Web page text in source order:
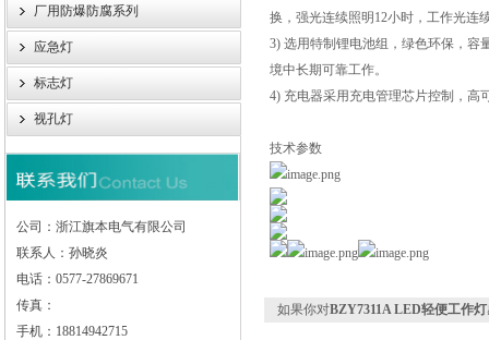
厂用防爆防腐系列
应急灯
标志灯
视孔灯
公司：浙江旗本电气有限公司
联系人：孙晓炎
电话：0577-27869671
传真：
手机：18814942715
换，强光连续照明12小时，工作光连
3) 选用特制锂电池组，绿色环保，容
境中长期可靠工作。
4) 充电器采用充电管理芯片控制，高
技术参数
如果你对BZY7311A LED轻便工作灯